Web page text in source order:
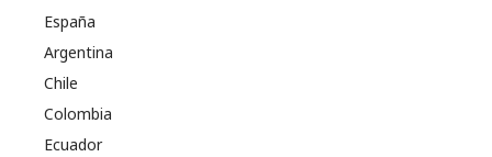
España
Argentina
Chile
Colombia
Ecuador